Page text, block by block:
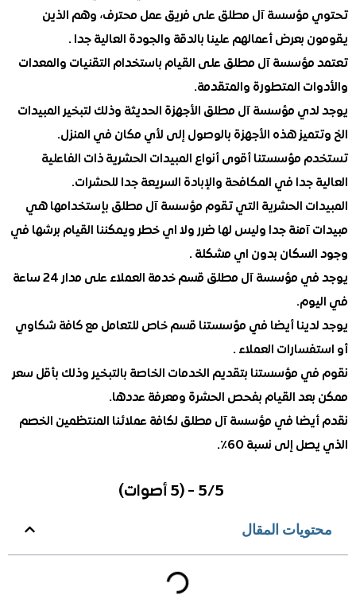
مؤسسة آل مطلق على فريق عمل محترف، وهم الذين
بعرض أعمالهم علينا بالدقة والجودة العالية جدا .
آل مطلق على القيام باستخدام التقنيات والمعدات
المتطورة والمتقدمة.
مؤسسة آل مطلق الأجهزة الحديثة وذلك لتبخير المبيدات
هذه الأجهزة بالوصول إلى لأي مكان في المنزل.
مؤسستنا أقوى أنواع المبيدات الحشرية ذات الفاعلية
جدا في المكافحة والإبادة السريعة جدا للحشرات.
الحشرية التي تقوم مؤسسة آل مطلق بإستخدامها هي
آمنة جدا وليس لها ضرر ولا اي خطر ويمكننا القيام برشها في
بدون اي مشكلة .
يوجد في مؤسسة آل مطلق قسم خدمة العملاء على مدار 24 ساعة
أيضا في مؤسستنا قسم خاص للتعامل مع كافة شكاوي
العملاء .
مؤسستنا بتقديم الخدمات الخاصة بالتبخير وذلك بأقل سعر
القيام بفحص الحشرة ومعرفة عددها.
في مؤسسة آل مطلق لكافة عملائنا المنتظمين الخصم
إلى نسبة 60٪.
المقال